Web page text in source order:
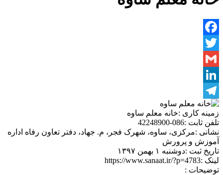
Facebook
Twitter
Gmail
LinkedIn
Telegram
زمینه کاری :خانه معلم ساوه
تلفن ثابت :086-42248900
نشانی :مرکزی، ساوه، شهرک فجر، م. جهاد، دفتر تعاون رفاه اداره
آموزش و پرورش
تاریخ ثبت :دوشنبه ۱ بهمن ۱۳۹۷
لینک :https://www.sanaat.ir/?p=4783
توضیحات :